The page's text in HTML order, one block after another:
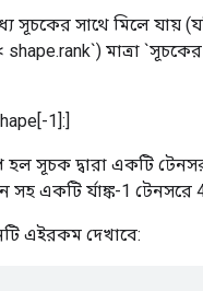
সূচকের সাথে মিলে যায়
shape.rank`) মাত্রা
1]:]
সূচক দ্বারা একটি
একটি র্যাঙ্ক-1 টেনসরে
এইরকম দেখাবে: